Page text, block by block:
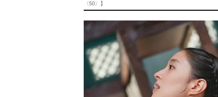
〈50〉】